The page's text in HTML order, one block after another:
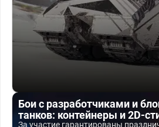
Бои с разработчиками и
танков: контейнеры и 2D-
За участие гарантированы